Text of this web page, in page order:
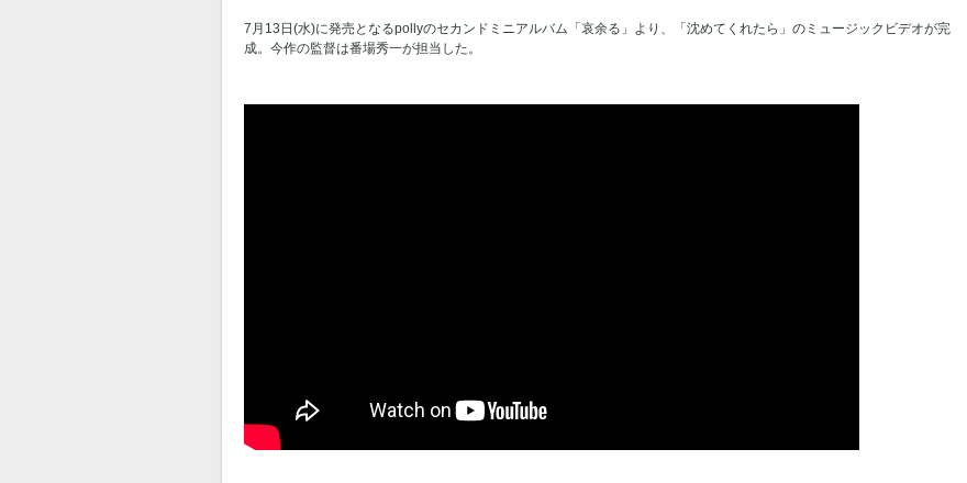
7月13日(水)に発売となるpollyのセカンドミニアルバム「哀余る」より、「沈めてくれたら」のミュージックビデオが完
成。今作の監督は番場秀一が担当した。